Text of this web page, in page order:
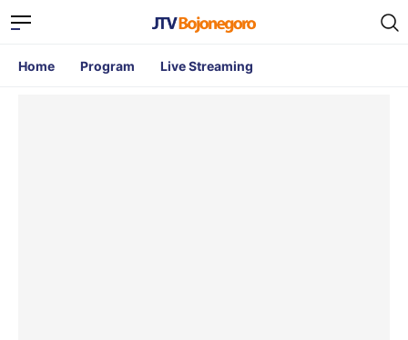
Home Program Live Streaming